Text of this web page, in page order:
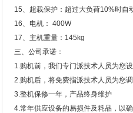
15、超载保护：超过大负荷10%时自
16、电机： 400W
17、主机重量：145kg
三、公司承诺：
1.购机前，我们专门派技术人员为您
2.购机后，将免费指派技术人员为您
3.整机保修一年，产品终身维护
4.常年供应设备的易损件及耗品，以